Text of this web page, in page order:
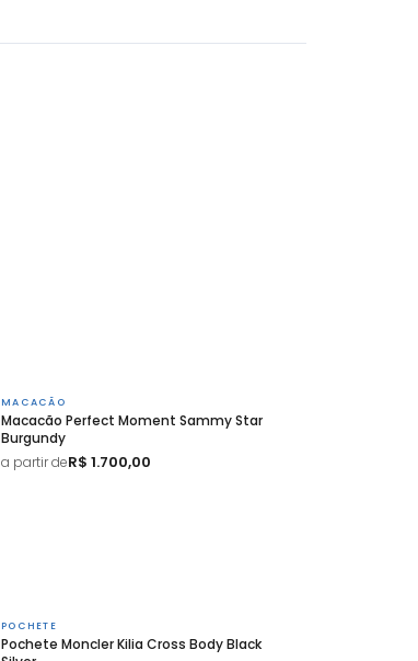
MACACÃO
Macacão Perfect Moment Sammy Star
Burgundy
a partir deR$ 1.700,00
POCHETE
Pochete Moncler Kilia Cross Body Black